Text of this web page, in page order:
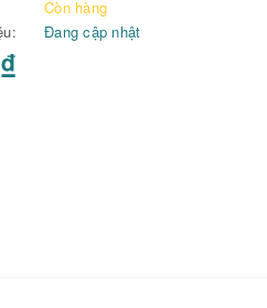
Còn hàng
Đang cập nhật